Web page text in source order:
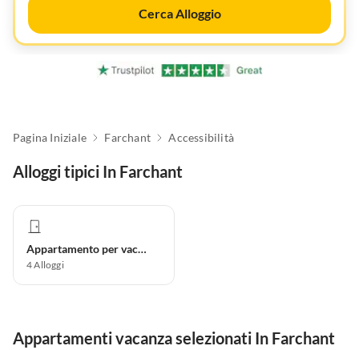
Cerca Alloggio
Pagina Iniziale Farchant Accessibilità
Alloggi tipici In Farchant
Appartamento per vacanze
4Alloggi
Appartamenti vacanza selezionati In Farchant